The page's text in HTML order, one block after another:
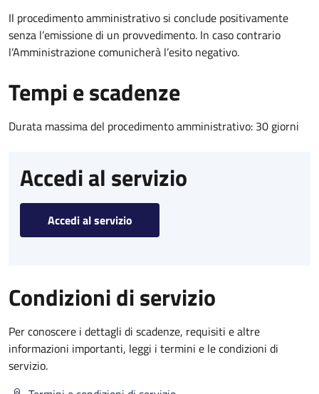
Il procedimento amministrativo si conclude positivamente
senza l’emissione di un provvedimento. In caso contrario
l’Amministrazione comunicherà l’esito negativo.
Tempi e scadenze
Durata massima del procedimento amministrativo: 30 giorni
Accedi al servizio
Accedi al servizio
Condizioni di servizio
Per conoscere i dettagli di scadenze, requisiti e altre
informazioni importanti, leggi i termini e le condizioni di
servizio.